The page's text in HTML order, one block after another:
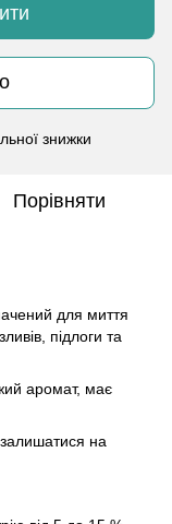
знижки
Порівняти
для миття
підлоги та
аромат, має
на